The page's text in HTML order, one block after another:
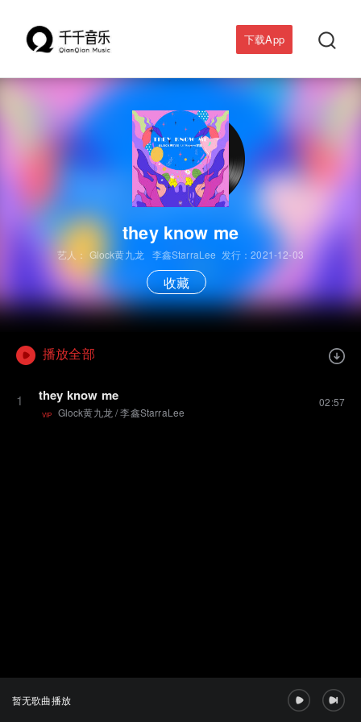
下载App 
they know me
艺人： Glock黄九龙 李鑫StarraLee 发行：2021-12-03
收藏
播放全部
1 they know me
VIP Glock黄九龙 /李鑫StarraLee
02:57
暂无歌曲播放